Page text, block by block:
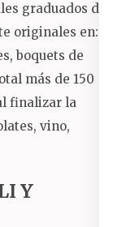
graduados de
originales en:
boquets de
más de 150
finalizar la
vino,
Y